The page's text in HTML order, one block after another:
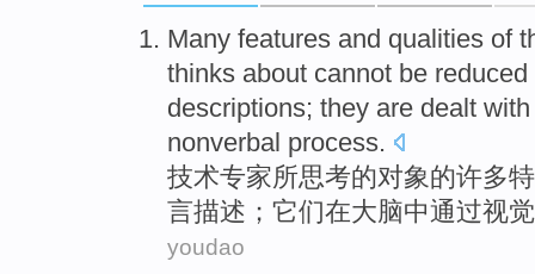
Many features and qualities of
thinks about cannot be reduced
descriptions; they are dealt
nonverbal process.
技术专家所思考的对象的许多
言描述 ； 它们在大脑中通过视觉
youdao